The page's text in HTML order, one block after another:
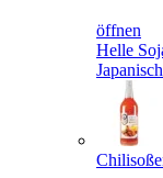
öffnen
Helle